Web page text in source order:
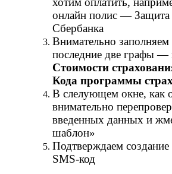
онлайн полис — Защита
Сбербанка
Внимательно
последние две графы —
Стоимости
Кода программы
В слелующем окне, как
внимательно
введенных данных и
шаблон»
Подтверждаем
SMS-код